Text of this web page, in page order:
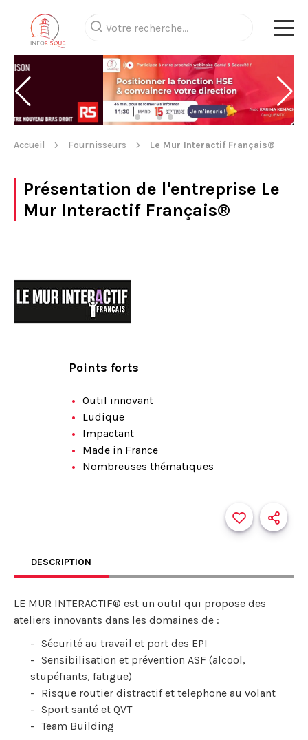
Accueil Fournisseurs Le Mur Interactif Français®
Présentation de l'entreprise Le
Mur Interactif Français®
Points forts
Outil innovant
Ludique
Impactant
Made in France
Nombreuses thématiques
DESCRIPTION
LE MUR INTERACTIF® est un outil qui propose des
ateliers innovants dans les domaines de :
Sécurité au travail et port des EPI
Sensibilisation et prévention ASF (alcool,
stupéfiants, fatigue)
Risque routier distractif et telephone au volant
Sport santé et QVT
Team Building